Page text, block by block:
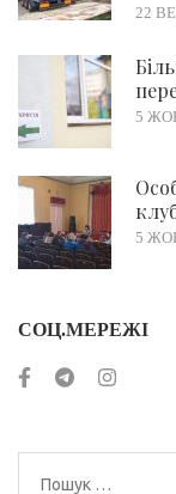
22
5
5
СОЦ.МЕРЕЖІ
Пошук: